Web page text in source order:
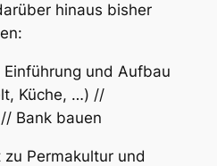
hinaus bisher
Einführung und Aufbau
Küche, …) //
Bank bauen
zu Permakultur und